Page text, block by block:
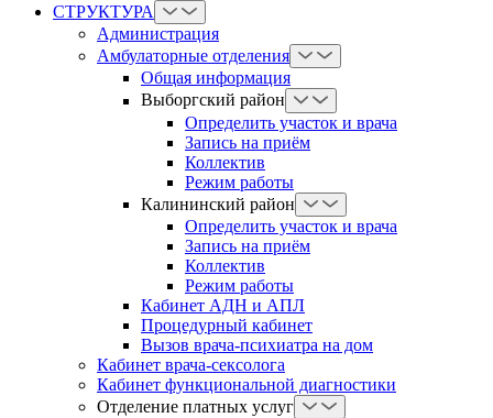
СТРУКТУРА
Администрация
Амбулаторные отделения
Общая информация
Выборгский район
Определить участок и врача
Запись на приём
Коллектив
Режим работы
Калининский район
Определить участок и врача
Запись на приём
Коллектив
Режим работы
Кабинет АДН и АПЛ
Процедурный кабинет
Вызов врача-психиатра на дом
Кабинет врача-сексолога
Кабинет функциональной диагностики
Отделение платных услуг